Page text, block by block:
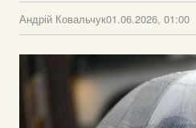
Андрій Ковальчук01.06.2026, 01:00